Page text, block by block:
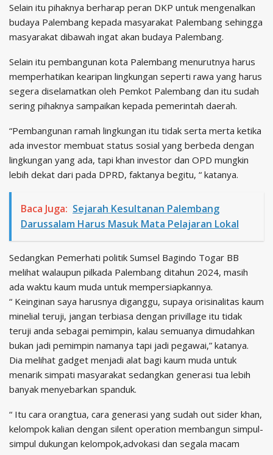
Selain itu pihaknya berharap peran DKP untuk mengenalkan
budaya Palembang kepada masyarakat Palembang sehingga
masyarakat dibawah ingat akan budaya Palembang.
Selain itu pembangunan kota Palembang menurutnya harus
memperhatikan kearipan lingkungan seperti rawa yang harus
segera diselamatkan oleh Pemkot Palembang dan itu sudah
sering pihaknya sampaikan kepada pemerintah daerah.
“Pembangunan ramah lingkungan itu tidak serta merta ketika
ada investor membuat status sosial yang berbeda dengan
lingkungan yang ada, tapi khan investor dan OPD mungkin
lebih dekat dari pada DPRD, faktanya begitu, “ katanya.
Baca Juga: Sejarah Kesultanan Palembang
Darussalam Harus Masuk Mata Pelajaran Lokal
Sedangkan Pemerhati politik Sumsel Bagindo Togar BB
melihat walaupun pilkada Palembang ditahun 2024, masih
ada waktu kaum muda untuk mempersiapkannya.
“ Keinginan saya harusnya diganggu, supaya orisinalitas kaum
minelial teruji, jangan terbiasa dengan privillage itu tidak
teruji anda sebagai pemimpin, kalau semuanya dimudahkan
bukan jadi pemimpin namanya tapi jadi pegawai,” katanya.
Dia melihat gadget menjadi alat bagi kaum muda untuk
menarik simpati masyarakat sedangkan generasi tua lebih
banyak menyebarkan spanduk.
“ Itu cara orangtua, cara generasi yang sudah out sider khan,
kelompok kalian dengan silent operation membangun simpul-
simpul dukungan kelompok,advokasi dan segala macam